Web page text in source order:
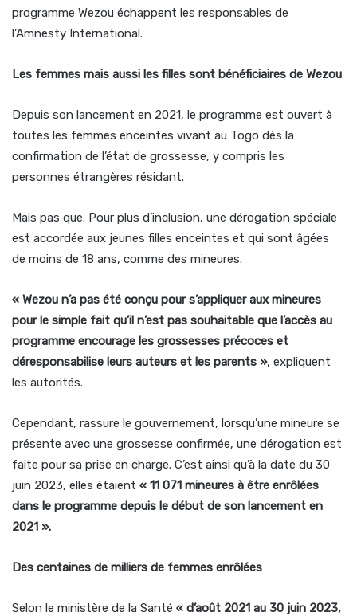
programme Wezou échappent les responsables de
l’Amnesty International.
Les femmes mais aussi les filles sont bénéficiaires de Wezou
Depuis son lancement en 2021, le programme est ouvert à
toutes les femmes enceintes vivant au Togo dès la
confirmation de l’état de grossesse, y compris les
personnes étrangères résidant.
Mais pas que. Pour plus d’inclusion, une dérogation spéciale
est accordée aux jeunes filles enceintes et qui sont âgées
de moins de 18 ans, comme des mineures.
« Wezou n’a pas été conçu pour s’appliquer aux mineures
pour le simple fait qu’il n’est pas souhaitable que l’accès au
programme encourage les grossesses précoces et
déresponsabilise leurs auteurs et les parents », expliquent
les autorités.
Cependant, rassure le gouvernement, lorsqu’une mineure se
présente avec une grossesse confirmée, une dérogation est
faite pour sa prise en charge. C’est ainsi qu’à la date du 30
juin 2023, elles étaient « 11 071 mineures à être enrôlées
dans le programme depuis le début de son lancement en
2021 ».
Des centaines de milliers de femmes enrôlées
Selon le ministère de la Santé « d’août 2021 au 30 juin 2023,